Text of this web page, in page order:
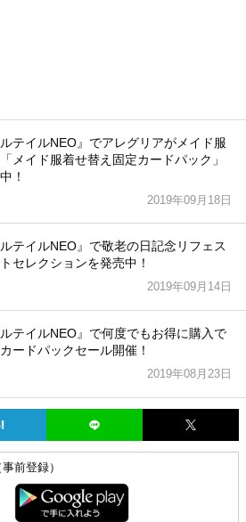
ルテイルNEO』でアレグリアがメイド服
メイド服着せ替え固定カードパック」
！
2019年09月18日
ルテイルNEO』で敬老の日記念リフェス
セレクションを発売中！
2019年09月14日
ルテイルNEO』で何度でもお得に購入で
ードパックセール開催！
2019年08月23日
前登録）